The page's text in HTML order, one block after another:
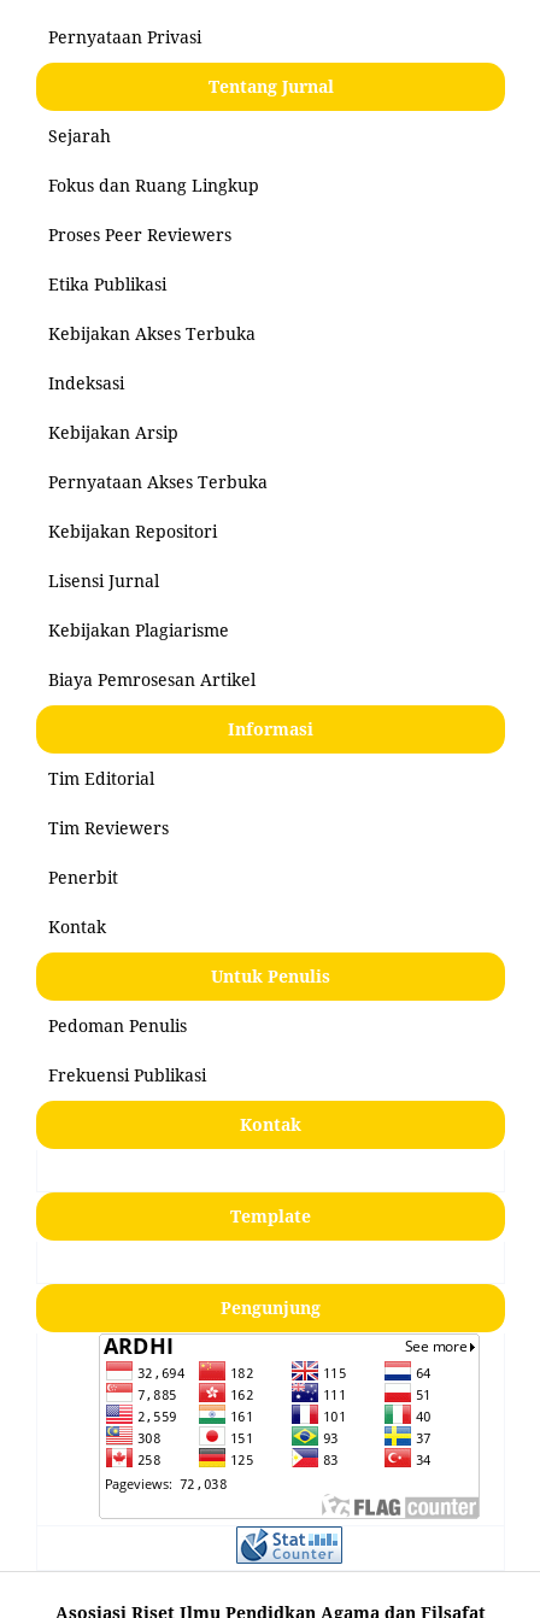
Pernyataan Privasi
Tentang Jurnal
Sejarah
Fokus dan Ruang Lingkup
Proses Peer Reviewers
Etika Publikasi
Kebijakan Akses Terbuka
Indeksasi
Kebijakan Arsip
Pernyataan Akses Terbuka
Kebijakan Repositori
Lisensi Jurnal
Kebijakan Plagiarisme
Biaya Pemrosesan Artikel
Informasi
Tim Editorial
Tim Reviewers
Penerbit
Kontak
Untuk Penulis
Pedoman Penulis
Frekuensi Publikasi
Kontak
Template
Pengunjung
Asosiasi Riset Ilmu Pendidkan Agama dan Filsafat